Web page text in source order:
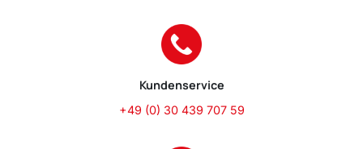
Kundenservice
+49 (0) 30 439 707 59